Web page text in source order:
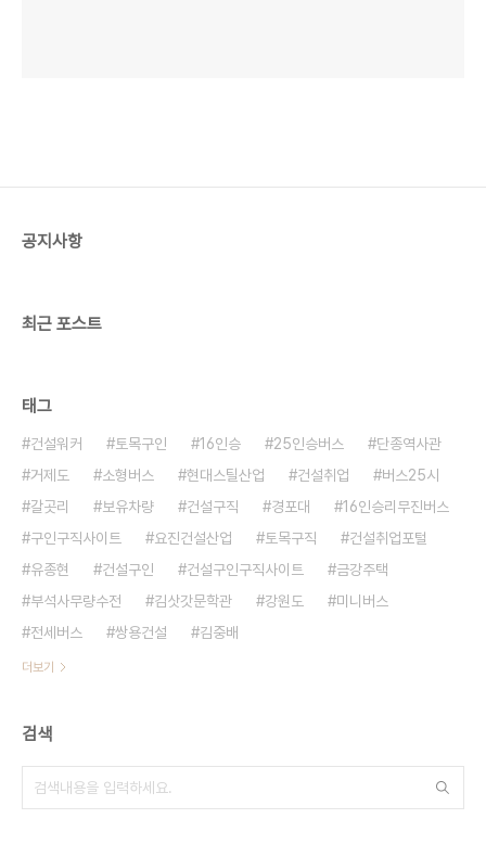
공지사항
최근 포스트
태그
건설워커 토목구인 16인승 25인승버스
단종역사관
거제도
소형버스 현대스틸산업 건설취업
버스25시
갈곳리
보유차량 건설구직 경포대
16인승리무진버스
구인구직사이트
요진건설산업 토목구직
건설취업포털
유종현
건설구인 건설구인구직사이트
금강주택
부석사무량수전
김삿갓문학관 강원도
미니버스
전세버스
쌍용건설 김중배
더보기
검색